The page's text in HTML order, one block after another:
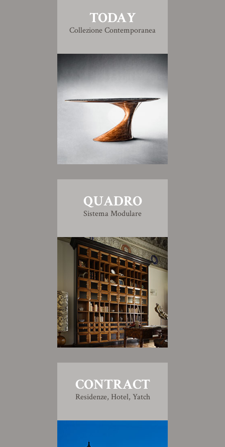
TODAY
Collezione Contemporanea
QUADRO
Sistema Modulare
CONTRACT
Residenze, Hotel, Yatch